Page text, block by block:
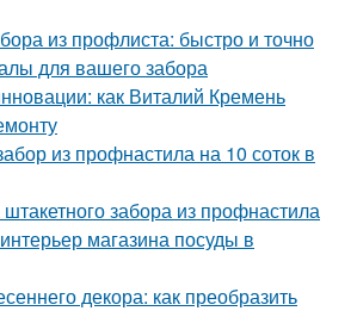
из профлиста: быстро и точно
для вашего забора
как Виталий Кремень
из профнастила на 10 соток в
забора из профнастила
магазина посуды в
декора: как преобразить